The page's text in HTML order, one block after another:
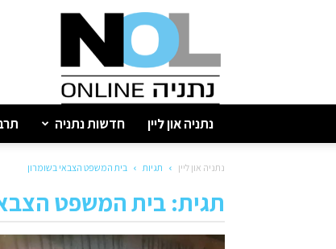
נתניה
נתניה און ליין חדשות נתניה
נתניה און ליין תגיות בית המשפט הצבאי בשומרון
תגית: בית המשפט